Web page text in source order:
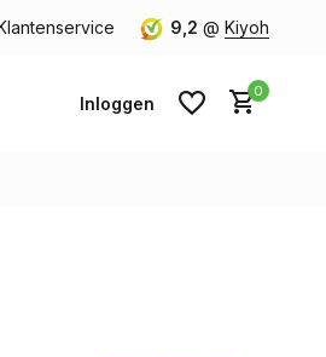
v.a. € 40,- (Alleen Nederland)
9,2 @ Kiyoh
Inloggen
0